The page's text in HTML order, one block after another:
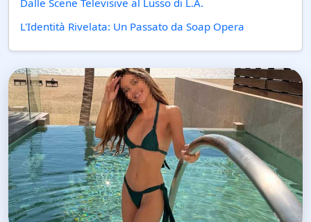
L'Identità Rivelata: Un Passato da Soap Opera